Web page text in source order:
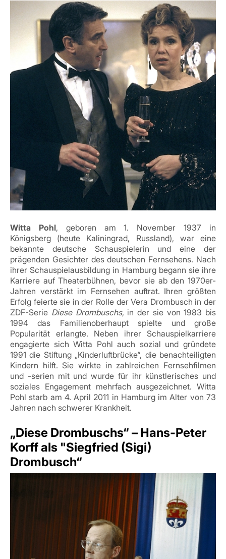
Witta Pohl, geboren am 1. November 1937 in
Königsberg (heute Kaliningrad, Russland), war eine
bekannte deutsche Schauspielerin und eine der
prägenden Gesichter des deutschen Fernsehens. Nach
ihrer Schauspielausbildung in Hamburg begann sie ihre
Karriere auf Theaterbühnen, bevor sie ab den 1970er-
Jahren verstärkt im Fernsehen auftrat. Ihren größten
Erfolg feierte sie in der Rolle der Vera Drombusch in der
ZDF-Serie Diese Drombuschs, in der sie von 1983 bis
1994 das Familienoberhaupt spielte und große
Popularität erlangte. Neben ihrer Schauspielkarriere
engagierte sich Witta Pohl auch sozial und gründete
1991 die Stiftung „Kinderluftbrücke“, die benachteiligten
Kindern hilft. Sie wirkte in zahlreichen Fernsehfilmen
und -serien mit und wurde für ihr künstlerisches und
soziales Engagement mehrfach ausgezeichnet. Witta
Pohl starb am 4. April 2011 in Hamburg im Alter von 73
Jahren nach schwerer Krankheit.
„Diese Drombuschs“ – Hans-Peter
Korff als "Siegfried (Sigi)
Drombusch“